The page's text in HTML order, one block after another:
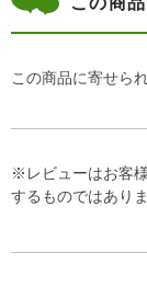
この商品に寄せら
※レビューはお客
するものではありま